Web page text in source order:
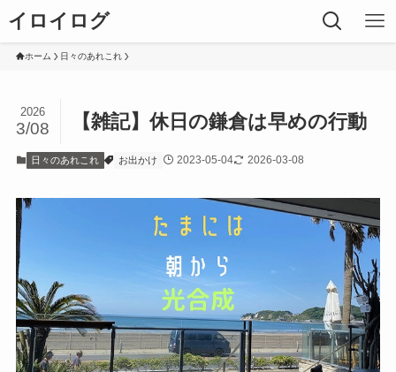
イロイログ
ホーム 日々のあれこれ
【雑記】休日の鎌倉は早めの行動
2026
3/08
日々のあれこれ お出かけ 2023-05-04 2026-03-08